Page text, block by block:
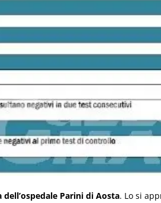
Parini di Aosta. Lo si